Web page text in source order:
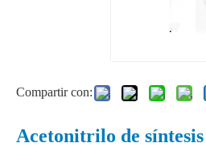
Compartir con:
Acetonitrilo de síntesis